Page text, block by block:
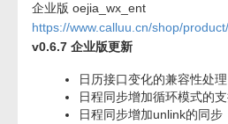
企业版 oejia_wx_ent
https://www.calluu.cn/shop/
v0.6.7 企业版更新
日历接口变化的兼容性处理
日程同步增加循环模式的
日程同步增加unlink的同步